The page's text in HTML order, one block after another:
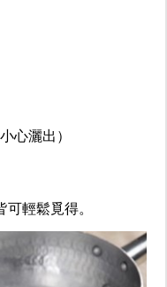
心灑出）
輕鬆覓得。